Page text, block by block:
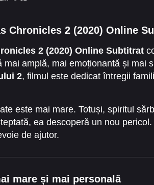
Chronicles 2 (2020) Online
2 (2020) Online Subtitrat
mai amplă, mai emoționantă și mai
2, filmul este dedicat întregii
este mai mare. Totuși, spiritul
ea descoperă un nou
de ajutor.
mare și mai personală